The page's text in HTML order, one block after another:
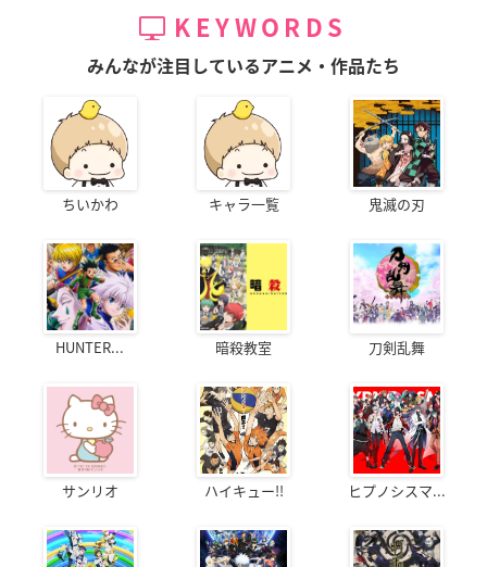
KEYWORDS
みんなが注目しているアニメ・作品たち
ちいかわ キャラ一覧 鬼滅の刃
HUNTER... 暗殺教室 刀剣乱舞
サンリオ ハイキュー!! ヒプノシスマ...